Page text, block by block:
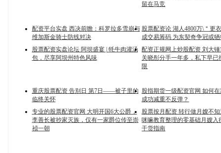
留在马竞
配资平台实盘 西决前瞻：科罗拉多雪崩与
维加斯金骑士防线对决
股票配资论 湖人4800万\＂更
成交易筹码 为东契奇争冠或
股票配资实盘论坛 阿坝盛宴 | 牦牛肉灌汤
包，尽享阿坝州特色风味
配资正规网上炒股配资 刘大
关晓彤分手一年多，私下早已
限
重庆股票配资 告别日 第7日——被子里的
临终关怀
股指期货一级配资官网 如何
成功减重不反弹？
专业的股票配资官网 大明开国6大公爵，
李善长被抄家灭族，仅有一家爵位传至崇
祯一朝
股票按月配资 转行做月嫂不
咪嘛教育整理的零基础月嫂入
干货指南